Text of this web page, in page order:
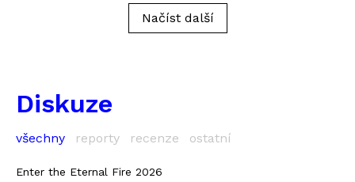
Načíst další
Diskuze
všechny reporty recenze ostatní
Enter the Eternal Fire 2026